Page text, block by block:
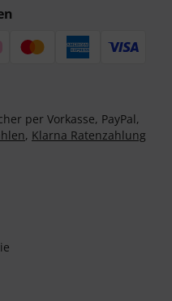
per Vorkasse, PayPal,
, Klarna Ratenzahlung